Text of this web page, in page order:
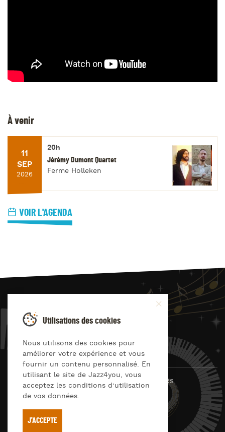
À venir
11
SEP
2026
20h
Jérémy Dumont Quartet
Ferme Holleken
VOIR L'AGENDA
JAZZ4
© Jazz4you 2019 – 2026 Tous droits réservés
Déclaration de confidentialité
RGPD & consentement
Conditions générales d’utilisation
Utilisations des cookies
Nous utilisons des cookies pour
améliorer votre expérience et vous
fournir un contenu personnalisé. En
utilisant le site de Jazz4you, vous
acceptez les conditions d’utilisation
de vos données.
J'ACCEPTE